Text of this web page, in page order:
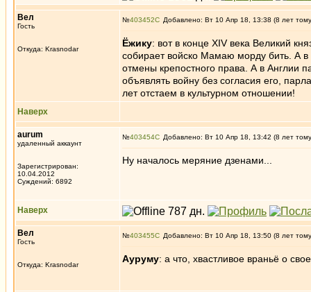
Вел
Гость
Откуда: Krasnodar
№403452 Добавлено: Вт 10 Апр 18, 13:38 (8 лет
Ёжику: вот в конце XIV века Великий
собирает войско Мамаю морду бить. А
отмены крепостного права. А в Англии
объявлять войну без согласия его,
лет отстаем в культурном отношении!
Наверх
aurum
удаленный аккаунт
Зарегистрирован:
10.04.2012
Суждений: 6892
№403454 Добавлено: Вт 10 Апр 18, 13:42 (8 лет
Ну началось меряние дзенами...
Наверх
Вел
Гость
Откуда: Krasnodar
№403455 Добавлено: Вт 10 Апр 18, 13:50 (8 лет
Ауруму: а что, хвастливое враньё о